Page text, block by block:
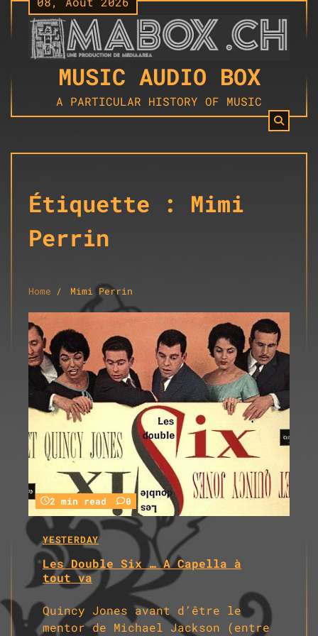
Skip
to
content
MUSIC AUDIO BOX
A PARTICULAR HISTORY OF MUSIC
Étiquette : Mimi
Perrin
Home Mimi Perrin
2 min read 0
YESTERDAY
Les Double Six … A Capella à
tout va
Quincy Jones avant d’être le
mentor de Michael Jackson (entre